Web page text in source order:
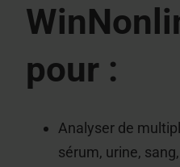
pour :
Analyser de
sérum, urine,